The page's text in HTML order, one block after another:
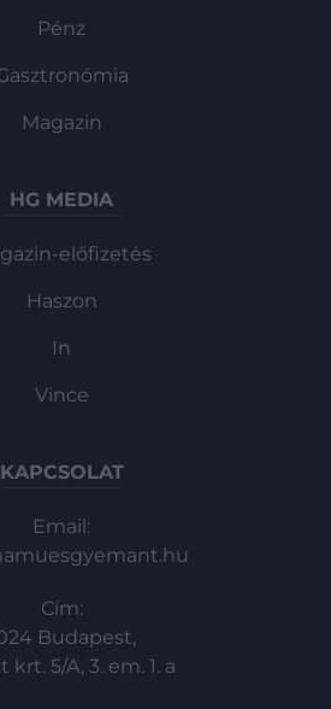
Pénz
Magazin
HG MEDIA
előfizetés
Haszon
In
Vince
KAPCSOLAT
Email:
Cím:
Budapest,
krt. 5/A, 3. em. 1. a